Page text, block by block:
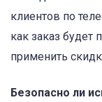
клиентов по
как заказ будет
применить
Безопасно ли